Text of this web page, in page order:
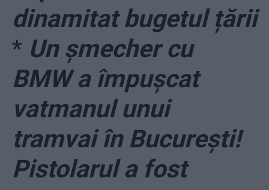
dinamitat bugetul țării
* Un șmecher cu
BMW a împușcat
vatmanul unui
tramvai în București!
Pistolarul a fost